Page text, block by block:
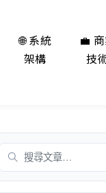
🌐 系統
架構
💼
技
搜尋